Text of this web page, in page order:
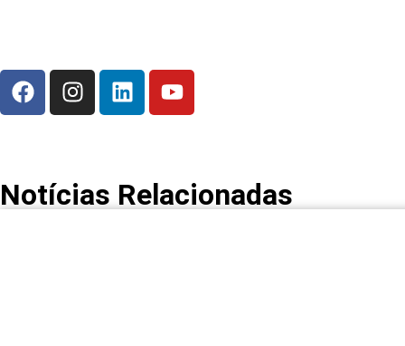
Notícias Relacionadas